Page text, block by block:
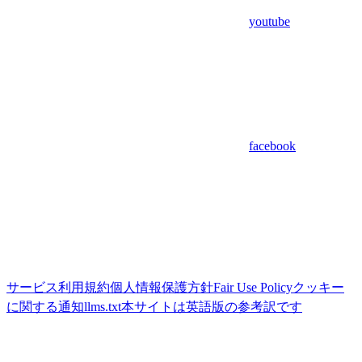
youtube
facebook
サービス利用規約個人情報保護方針Fair Use Policyクッキー
に関する通知llms.txt本サイトは英語版の参考訳です